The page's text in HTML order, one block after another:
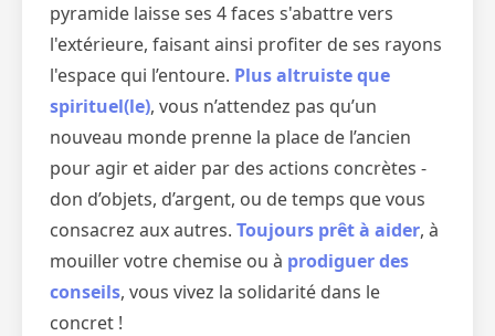
pyramide laisse ses 4 faces s'abattre vers
l'extérieure, faisant ainsi profiter de ses rayons
l'espace qui l’entoure. Plus altruiste que
spirituel(le), vous n’attendez pas qu’un
nouveau monde prenne la place de l’ancien
pour agir et aider par des actions concrètes -
don d’objets, d’argent, ou de temps que vous
consacrez aux autres. Toujours prêt à aider, à
mouiller votre chemise ou à prodiguer des
conseils, vous vivez la solidarité dans le
concret !